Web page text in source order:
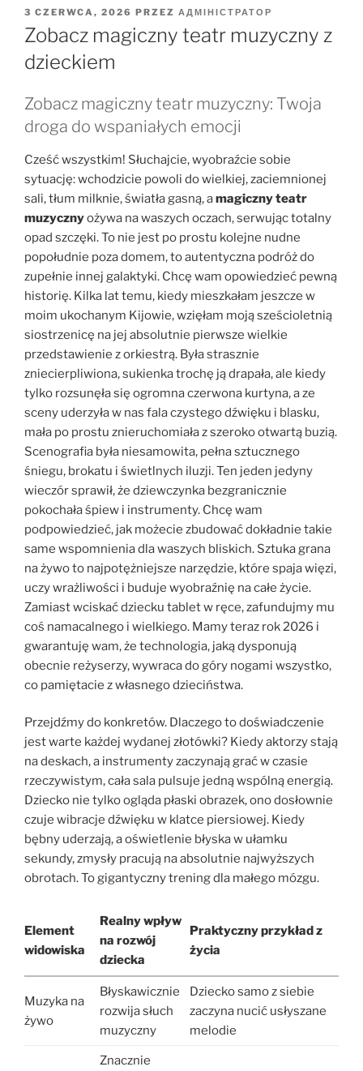
OPUBLIKOWANE
W
3 CZERWCA, 2026 PRZEZ АДМІНІСТРАТОР
Zobacz magiczny teatr muzyczny z
dzieckiem
Zobacz magiczny teatr muzyczny: Twoja
droga do wspaniałych emocji
Cześć wszystkim! Słuchajcie, wyobraźcie sobie
sytuację: wchodzicie powoli do wielkiej, zaciemnionej
sali, tłum milknie, światła gasną, amagiczny teatr
muzycznyożywa na waszych oczach, serwując totalny
opad szczęki. To nie jest po prostu kolejne nudne
popołudnie poza domem, to autentyczna podróż do
zupełnie innej galaktyki. Chcę wam opowiedzieć pewną
historię. Kilka lat temu, kiedy mieszkałam jeszcze w
moim ukochanym Kijowie, wzięłam moją sześcioletnią
siostrzenicę na jej absolutnie pierwsze wielkie
przedstawienie z orkiestrą. Była strasznie
zniecierpliwiona, sukienka trochę ją drapała, ale kiedy
tylko rozsunęła się ogromna czerwona kurtyna, a ze
sceny uderzyła w nas fala czystego dźwięku i blasku,
mała po prostu znieruchomiała z szeroko otwartą buzią.
Scenografia była niesamowita, pełna sztucznego
śniegu, brokatu i świetlnych iluzji. Ten jeden jedyny
wieczór sprawił, że dziewczynka bezgranicznie
pokochała śpiew i instrumenty. Chcę wam
podpowiedzieć, jak możecie zbudować dokładnie takie
same wspomnienia dla waszych bliskich. Sztuka grana
na żywo to najpotężniejsze narzędzie, które spaja więzi,
uczy wrażliwości i buduje wyobraźnię na całe życie.
Zamiast wciskać dziecku tablet w ręce, zafundujmy mu
coś namacalnego i wielkiego. Mamy teraz rok 2026 i
gwarantuję wam, że technologia, jaką dysponują
obecnie reżyserzy, wywraca do góry nogami wszystko,
co pamiętacie z własnego dzieciństwa.
Przejdźmy do konkretów. Dlaczego to doświadczenie
jest warte każdej wydanej złotówki? Kiedy aktorzy stają
na deskach, a instrumenty zaczynają grać w czasie
rzeczywistym, cała sala pulsuje jedną wspólną energią.
Dziecko nie tylko ogląda płaski obrazek, ono dosłownie
czuje wibracje dźwięku w klatce piersiowej. Kiedy
bębny uderzają, a oświetlenie błyska w ułamku
sekundy, zmysły pracują na absolutnie najwyższych
obrotach. To gigantyczny trening dla małego mózgu.
Element
widowiska
Realny wpływ
na rozwój
dziecka
Praktyczny przykład z
życia
Muzyka na
żywo
Błyskawicznie
rozwija słuch
muzyczny
Dziecko samo z siebie
zaczyna nucić usłyszane
melodie
Znacznie